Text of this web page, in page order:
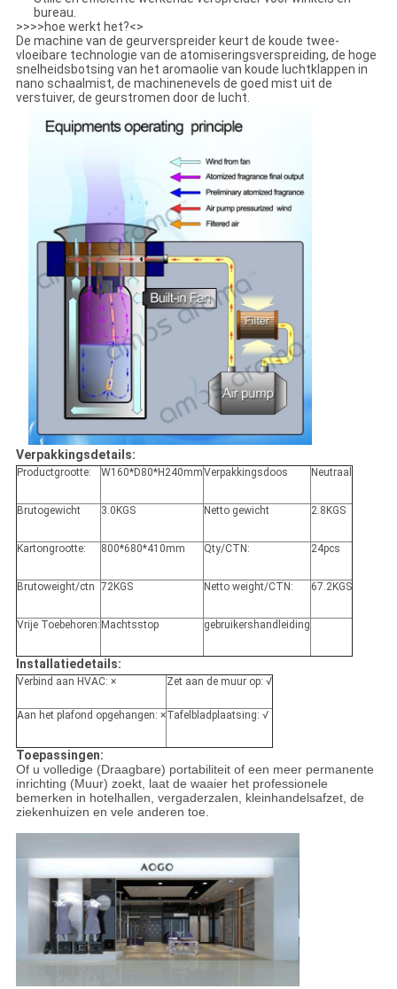
bureau.
>>>>hoe werkt het?<>
De machine van de geurverspreider keurt de koude twee-
vloeibare technologie van de atomiseringsverspreiding, de hoge
snelheidsbotsing van het aromaolie van koude luchtklappen in
nano schaalmist, de machinenevels de goed mist uit de
verstuiver, de geurstromen door de lucht.
Verpakkingsdetails:
Productgrootte: W160*D80*H240mmVerpakkingsdoos Neutraal
Brutogewicht 3.0KGS Netto gewicht 2.8KGS
Kartongrootte: 800*680*410mm Qty/CTN: 24pcs
Brutoweight/ctn 72KGS Netto weight/CTN: 67.2KGS
Vrije Toebehoren: Machtsstop gebruikershandleiding
Installatiedetails:
Verbind aan HVAC: × Zet aan de muur op: √
Aan het plafond opgehangen: ×Tafelbladplaatsing: √
Toepassingen:
Of u volledige (Draagbare) portabiliteit of een meer permanente
inrichting (Muur) zoekt, laat de waaier het professionele
bemerken in hotelhallen, vergaderzalen, kleinhandelsafzet, de
ziekenhuizen en vele anderen toe.